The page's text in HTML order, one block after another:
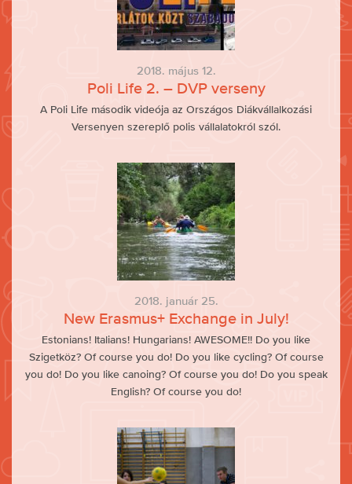
2018. május 12.
Poli Life 2. – DVP verseny
A Poli Life második videója az Országos Diákvállalkozási
Versenyen szereplő polis vállalatokról szól.
2018. január 25.
New Erasmus+ Exchange in July!
Estonians! Italians! Hungarians! AWESOME!! Do you like
Szigetköz? Of course you do! Do you like cycling? Of course
you do! Do you like canoing? Of course you do! Do you speak
English? Of course you do!